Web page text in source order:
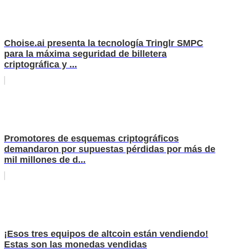
Choise.ai presenta la tecnología Tringlr SMPC
para la máxima seguridad de billetera
criptográfica y ...
Promotores de esquemas criptográficos
demandaron por supuestas pérdidas por más de
mil millones de d...
¡Esos tres equipos de altcoin están vendiendo!
Estas son las monedas vendidas